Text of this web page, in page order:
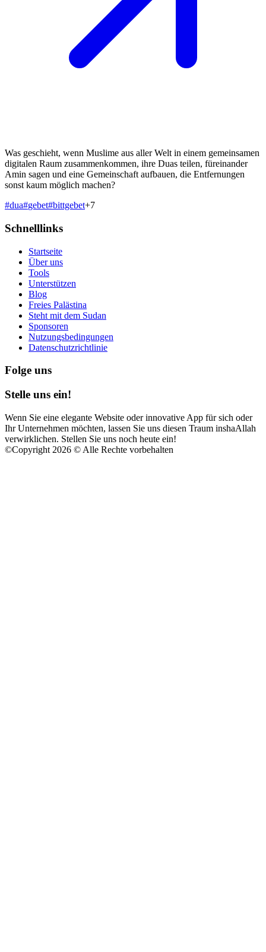
Was geschieht, wenn Muslime aus aller Welt in einem gemeinsamen
digitalen Raum zusammenkommen, ihre Duas teilen, füreinander
Amin sagen und eine Gemeinschaft aufbauen, die Entfernungen
sonst kaum möglich machen?
#dua#gebet#bittgebet+7
Schnelllinks
Startseite
Über uns
Tools
Unterstützen
Blog
Freies Palästina
Steht mit dem Sudan
Sponsoren
Nutzungsbedingungen
Datenschutzrichtlinie
Folge uns
Stelle uns ein!
Wenn Sie eine elegante Website oder innovative App für sich oder
Ihr Unternehmen möchten, lassen Sie uns diesen Traum inshaAllah
verwirklichen. Stellen Sie uns noch heute ein!
©Copyright 2026 © Alle Rechte vorbehalten